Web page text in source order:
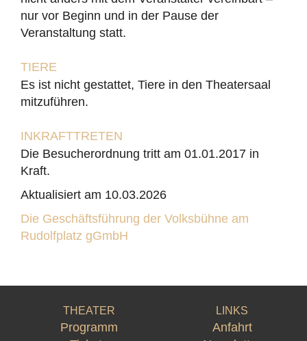
nur vor Beginn und in der Pause der
Veranstaltung statt.
TIERE
Es ist nicht gestattet, Tiere in den Theatersaal
mitzuführen.
INKRAFTTRETEN
Die Besucherordnung tritt am 01.01.2017 in
Kraft.
Aktualisiert am 10.03.2026
Die Geschäftsführung der Volksbühne am
Rudolfplatz gGmbH
THEATER
Programm
LINKS
Anfahrt